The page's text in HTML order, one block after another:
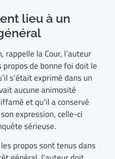
lieu à un
la Cour, l’auteur
de bonne foi doit le
s’était exprimé dans un
aucune animosité
et qu’il a conservé
expression, celle-ci
sérieuse.
propos sont tenus dans